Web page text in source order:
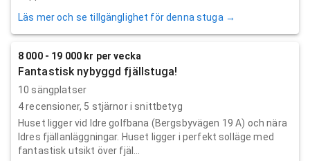
Läs mer och se tillgänglighet för denna stuga →
8 000 - 19 000 kr per vecka
Fantastisk nybyggd fjällstuga!
10 sängplatser
4recensioner, 5 stjärnor i snittbetyg
Huset ligger vid Idre golfbana (Bergsbyvägen 19 A) och nära
Idres fjällanläggningar. Huset ligger i perfekt solläge med
fantastisk utsikt över fjäl...